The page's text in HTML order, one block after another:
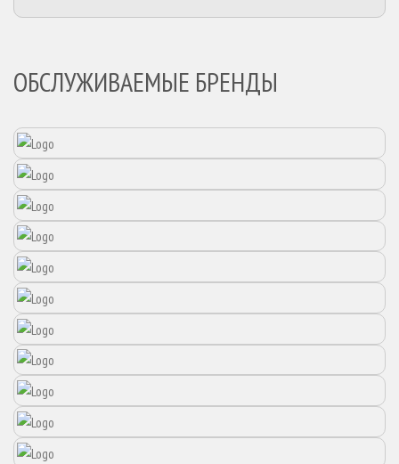
ОБСЛУЖИВАЕМЫЕ БРЕНДЫ